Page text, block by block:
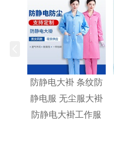
防静电大褂 条纹防
静电服 无尘服大褂
防静电大褂工作服